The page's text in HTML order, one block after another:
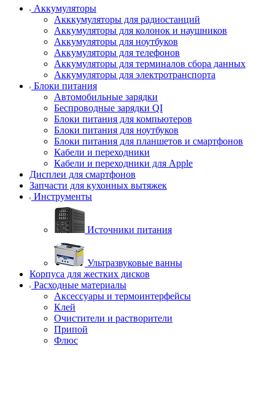
Аккумуляторы
Акккумуляторы для радиостанций
Аккумуляторы для колонок и наушников
Аккумуляторы для ноутбуков
Аккумуляторы для телефонов
Аккумуляторы для терминалов сбора данных
Аккумуляторы для электротранспорта
Блоки питания
Автомобильные зарядки
Беспроводные зарядки QI
Блоки питания для компьютеров
Блоки питания для ноутбуков
Блоки питания для планшетов и смартфонов
Кабели и переходники
Кабели и переходники для Apple
Дисплеи для смартфонов
Запчасти для кухонных вытяжек
Инструменты
Источники питания
Ультразвуковые ванны
Корпуса для жестких дисков
Расходные материалы
Аксессуары и термоинтерфейсы
Клей
Очистители и растворители
Припой
Флюс